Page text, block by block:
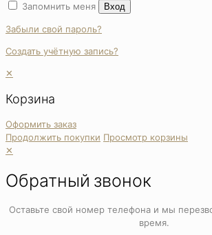
Запомнить меня Вход
Забыли свой пароль?
Создать учётную запись?
✕
Корзина
Оформить заказ
Продолжить покупки Просмотр корзины
✕
Обратный звонок
Оставьте свой номер телефона и мы
время.